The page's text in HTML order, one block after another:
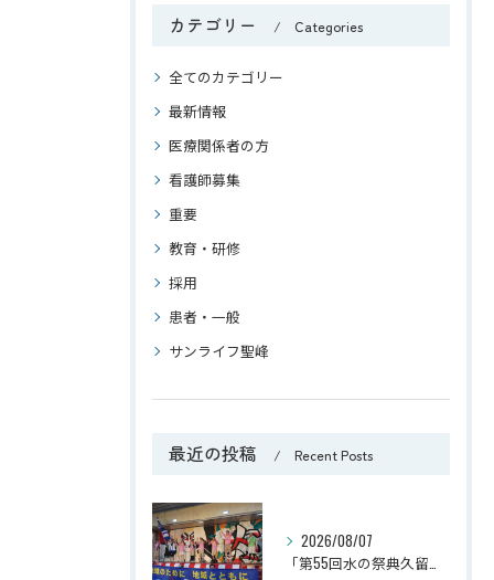
カテゴリー Categories
全てのカテゴリー
最新情報
医療関係者の方
看護師募集
重要
教育・研修
採用
患者・一般
サンライフ聖峰
最近の投稿 Recent Posts
2026/08/07
「第55回水の祭典久留米まつり」に参加しました！